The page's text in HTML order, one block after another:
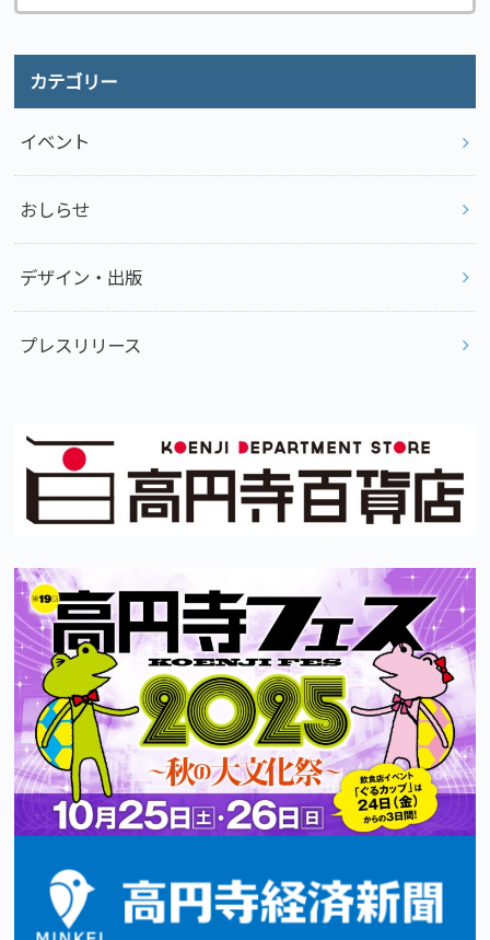
カテゴリー
イベント
おしらせ
デザイン・出版
プレスリリース